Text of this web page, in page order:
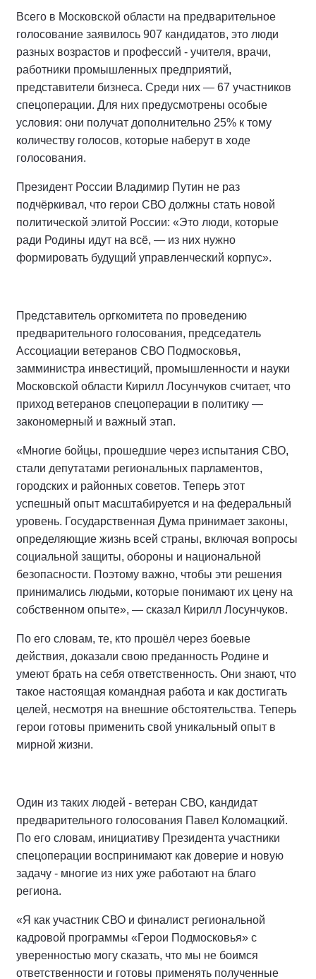
Всего в Московской области на предварительное
голосование заявилось 907 кандидатов, это люди
разных возрастов и профессий - учителя, врачи,
работники промышленных предприятий,
представители бизнеса. Среди них — 67 участников
спецоперации. Для них предусмотрены особые
условия: они получат дополнительно 25% к тому
количеству голосов, которые наберут в ходе
голосования.
Президент России Владимир Путин не раз
подчёркивал, что герои СВО должны стать новой
политической элитой России: «Это люди, которые
ради Родины идут на всё, — из них нужно
формировать будущий управленческий корпус».
Представитель оргкомитета по проведению
предварительного голосования, председатель
Ассоциации ветеранов СВО Подмосковья,
замминистра инвестиций, промышленности и науки
Московской области Кирилл Лосунчуков считает, что
приход ветеранов спецоперации в политику —
закономерный и важный этап.
«Многие бойцы, прошедшие через испытания СВО,
стали депутатами региональных парламентов,
городских и районных советов. Теперь этот
успешный опыт масштабируется и на федеральный
уровень. Государственная Дума принимает законы,
определяющие жизнь всей страны, включая вопросы
социальной защиты, обороны и национальной
безопасности. Поэтому важно, чтобы эти решения
принимались людьми, которые понимают их цену на
собственном опыте», — сказал Кирилл Лосунчуков.
По его словам, те, кто прошёл через боевые
действия, доказали свою преданность Родине и
умеют брать на себя ответственность. Они знают, что
такое настоящая командная работа и как достигать
целей, несмотря на внешние обстоятельства. Теперь
герои готовы применить свой уникальный опыт в
мирной жизни.
Один из таких людей - ветеран СВО, кандидат
предварительного голосования Павел Коломацкий.
По его словам, инициативу Президента участники
спецоперации воспринимают как доверие и новую
задачу - многие из них уже работают на благо
региона.
«Я как участник СВО и финалист региональной
кадровой программы «Герои Подмосковья» с
уверенностью могу сказать, что мы не боимся
ответственности и готовы применять полученные